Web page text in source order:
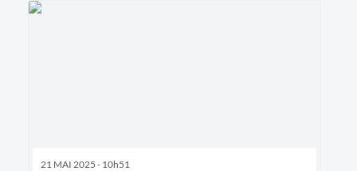
21 MAI 2025 - 10h51